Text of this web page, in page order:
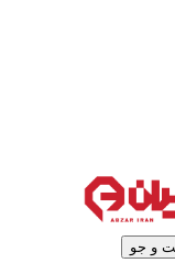
و جو